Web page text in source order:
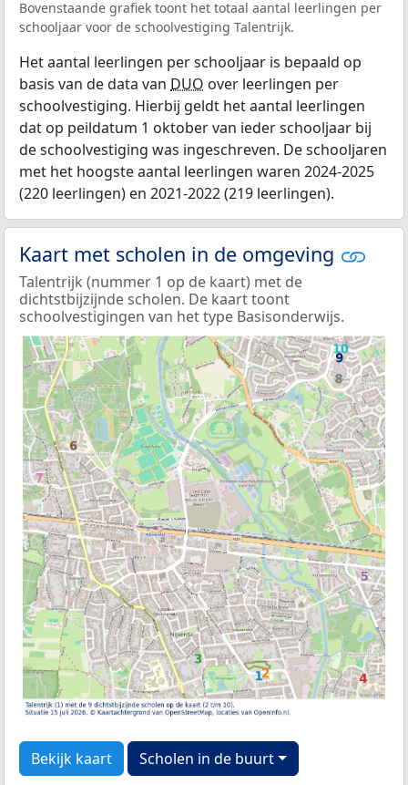
Bovenstaande grafiek toont het totaal aantal leerlingen per
schooljaar voor de schoolvestiging Talentrijk.
Het aantal leerlingen per schooljaar is bepaald op
basis van de data van DUO over leerlingen per
schoolvestiging. Hierbij geldt het aantal leerlingen
dat op peildatum 1 oktober van ieder schooljaar bij
de schoolvestiging was ingeschreven. De schooljaren
met het hoogste aantal leerlingen waren 2024-2025
(220 leerlingen) en 2021-2022 (219 leerlingen).
Kaart met scholen in de omgeving
Talentrijk (nummer 1 op de kaart) met de
dichtstbijzijnde scholen. De kaart toont
schoolvestigingen van het type Basisonderwijs.
Bekijk kaart Scholen in de buurt